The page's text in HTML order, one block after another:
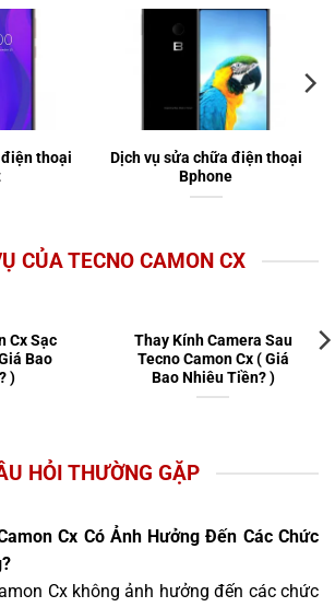
thoại
Dịch vụ sửa chữa điện thoại
Bphone
CỦA TECNO CAMON CX
Cx Sạc
Bao
)
Thay Kính Camera Sau
Tecno Camon Cx ( Giá
Bao Nhiêu Tiền? )
HỎI THƯỜNG GẶP
Cx Có Ảnh Hưởng Đến Các Chức
Cx không ảnh hưởng đến các chức